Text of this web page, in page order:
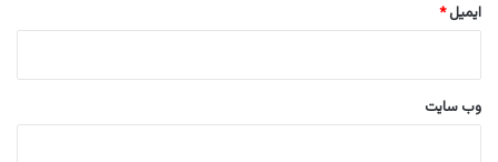
ایمیل*
وب‌ سایت